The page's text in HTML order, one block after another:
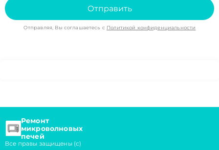
Отправить
Отправляя, Вы соглашаетесь с Политикой конфиденциальности
Ремонт
микроволновых
печей
Все правы защищены (с)